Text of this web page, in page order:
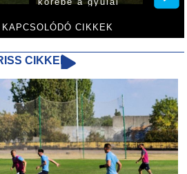
KAPCSOLÓDÓ CIKKEK
körébe a gyulai
CIKKEI